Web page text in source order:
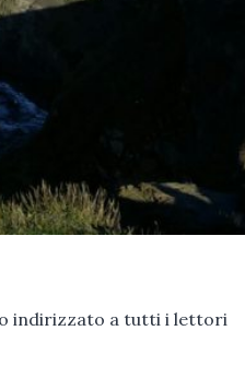
indirizzato a tutti i lettori